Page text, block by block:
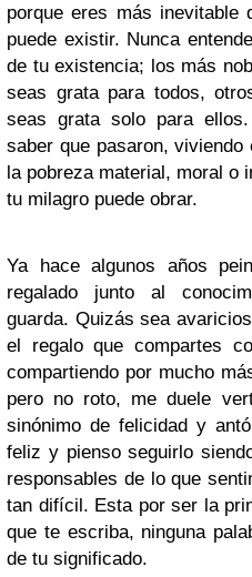
porque eres más
puede existir. Nunca
de tu existencia; los más
seas grata para todos,
seas grata solo para
saber que pasaron,
la pobreza material, moral o
tu milagro puede obrar.
Ya hace algunos años
regalado junto al
guarda. Quizás sea
el regalo que compartes
compartiendo por mucho
pero no roto, me duele
sinónimo de felicidad y
feliz y pienso seguirlo
responsables de lo que
tan difícil. Esta por ser la
que te escriba, ninguna
de tu significado.